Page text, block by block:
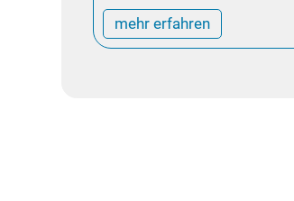
mehr erfahren